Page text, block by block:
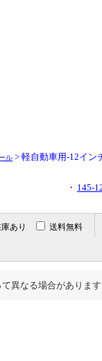
ル > 軽自動車用-12イン
・ 145-
あり 送料無料
異なる場合があります